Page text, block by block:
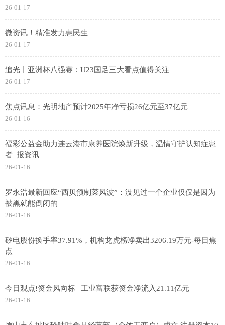
26-01-17
微资讯！精准发力惠民生
26-01-17
追光丨亚洲杯八强赛：U23国足三大看点值得关注
26-01-17
焦点讯息：光明地产预计2025年净亏损26亿元至37亿元
26-01-16
福彩公益金助力连云港市康养医院焕新升级，温情守护认知症患
者_报资讯
26-01-16
罗永浩最新回应“西贝预制菜风波”：没见过一个企业仅仅是因为
被黑就能倒闭的
26-01-16
矽电股份换手率37.91%，机构龙虎榜净卖出3206.19万元-每日焦
点
26-01-16
今日观点!资金风向标 | 工业富联获资金净流入21.11亿元
26-01-16